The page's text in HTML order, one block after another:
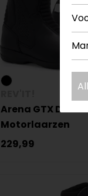
Arena GTX
Motorlaarzen
229,99